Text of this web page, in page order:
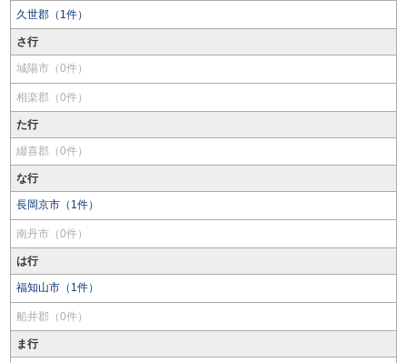
久世郡（1件）
さ行
城陽市（0件）
相楽郡（0件）
た行
綴喜郡（0件）
な行
長岡京市（1件）
南丹市（0件）
は行
福知山市（1件）
船井郡（0件）
ま行